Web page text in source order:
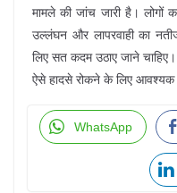
मामले की जांच जारी है। लोगों
उल्लंघन और लापरवाही का
लिए सत कदम उठाए जाने
ऐसे हादसे रोकने के लिए आवश्यक
WhatsApp